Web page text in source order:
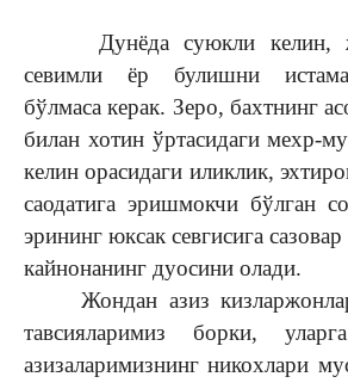
Дунёда суюкли келин,
севимли ёр булишни
бўлмаса керак. Зеро, бахтнинг
билан хотин ўртасидаги мехр-
келин орасидаги иликлик,
саодатига эришмокчи бўлган
эрининг юксак севгисига
кайнонанинг дуосини олади.
Жондан азиз
тавсияларимиз борки,
азизаларимизнинг никохлари